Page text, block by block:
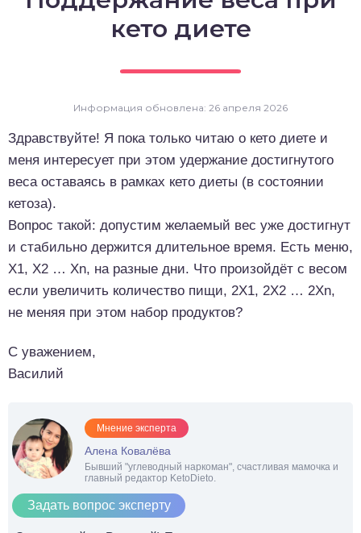
кето диете
Информация обновлена: 26 апреля 2026
Здравствуйте! Я пока только читаю о кето диете и
меня интересует при этом удержание достигнутого
веса оставаясь в рамках кето диеты (в состоянии
кетоза).
Вопрос такой: допустим желаемый вес уже достигнут
и стабильно держится длительное время. Есть меню,
Х1, Х2 … Хn, на разные дни. Что произойдёт с весом
если увеличить количество пищи, 2Х1, 2Х2 … 2Хn,
не меняя при этом набор продуктов?
С уважением,
Василий
Мнение эксперта
Алена Ковалёва
Бывший "углеводный наркоман", счастливая мамочка и
главный редактор KetoDieto.
Задать вопрос эксперту